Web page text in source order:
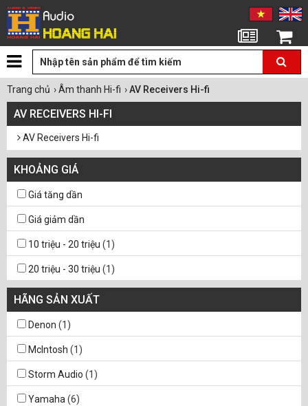
Giỏ hàng
Trang chủ ›Âm thanh Hi-fi ›AV Receivers Hi-fi
AV RECEIVERS HI-FI
AV Receivers Hi-fi
KHOẢNG GIÁ
Giá tăng dần
Giá giảm dần
10 triệu - 20 triệu (1)
20 triệu - 30 triệu (1)
30 triệu - 50 triệu
50 triệu - 100 triệu
HÃNG SẢN XUẤT
Denon (1)
McIntosh (1)
Storm Audio (1)
Yamaha (6)